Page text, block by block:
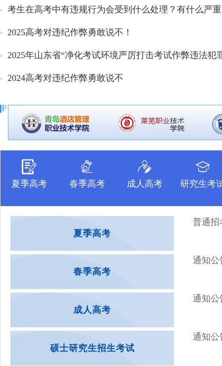
考生在高考中有违规行为会受到什么处理？有什么严
2025高考对违纪作弊勇敢说不！
2025年山东省“净化考试环境严厉打击考试作弊违法犯
2024高考对违纪作弊勇敢说不
夏季高考 春季高考 成人高考 研究生考
夏季高考
普通招
春季高考
通知公
成人高考
通知公
硕士研究生招生考试
通知公